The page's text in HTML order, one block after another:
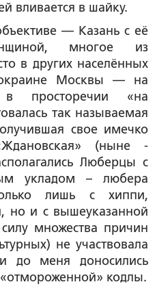
вливается в шайку.
— Казань с её
многое из
в других населённых
Москвы — на
просторечии «на
так называемая
свое имечко
(ныне -
Люберцы с
укладом – любера
лишь с хиппи,
но и с вышеуказанной
множества причин
не участвовала
до меня доносились
«отмороженной» кодлы.